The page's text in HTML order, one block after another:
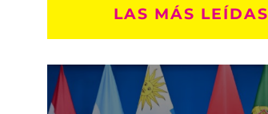
LAS MÁS LEÍDAS